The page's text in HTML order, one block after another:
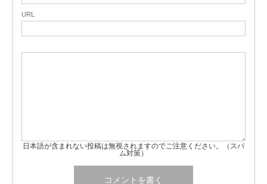
URL
日本語が含まれない投稿は無視されますのでご注意ください。（スパ
ム対策）